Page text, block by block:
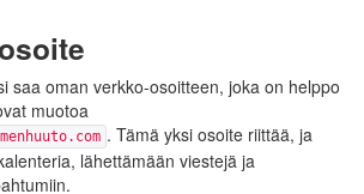
saa oman verkko-osoitteen, joka on helppo
muotoa
. Tämä yksi osoite riittää, ja
lähettämään viestejä ja